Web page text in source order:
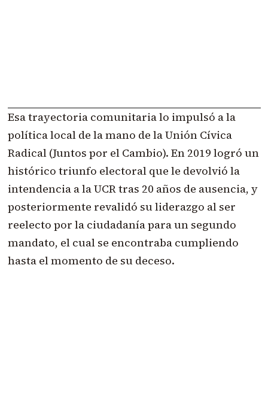
Esa trayectoria comunitaria lo impulsó a la
política local de la mano de la Unión Cívica
Radical (Juntos por el Cambio). En 2019 logró un
histórico triunfo electoral que le devolvió la
intendencia a la UCR tras 20 años de ausencia, y
posteriormente revalidó su liderazgo al ser
reelecto por la ciudadanía para un segundo
mandato, el cual se encontraba cumpliendo
hasta el momento de su deceso.